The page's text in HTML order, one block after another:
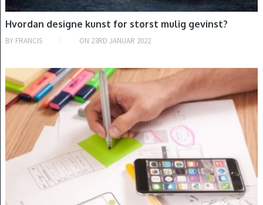
Hvordan designe kunst for størst mulig gevinst?
BY FRANCIS ON 23RD JANUAR 2022
INTRODUKSJON